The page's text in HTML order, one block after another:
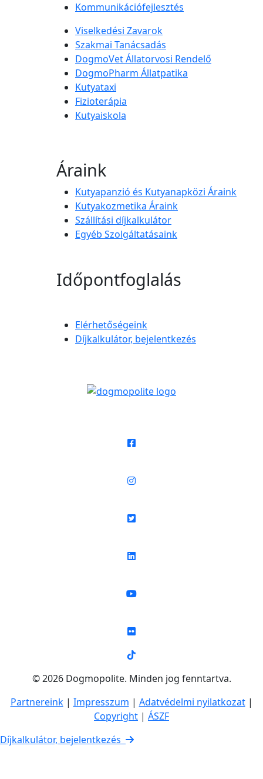
Kommunikációfejlesztés
Viselkedési Zavarok
Szakmai Tanácsadás
DogmoVet Állatorvosi Rendelő
DogmoPharm Állatpatika
Kutyataxi
Fizioterápia
Kutyaiskola
Áraink
Kutyapanzió és Kutyanapközi Áraink
Kutyakozmetika Áraink
Szállítási díjkalkulátor
Egyéb Szolgáltatásaink
Időpontfoglalás
Elérhetőségeink
Díjkalkulátor, bejelentkezés
© 2026 Dogmopolite. Minden jog fenntartva.
Partnereink| Impresszum | Adatvédelmi nyilatkozat|
Copyright | ÁSZF
Díjkalkulátor, bejelentkezés